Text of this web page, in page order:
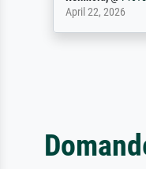
April 22, 2026